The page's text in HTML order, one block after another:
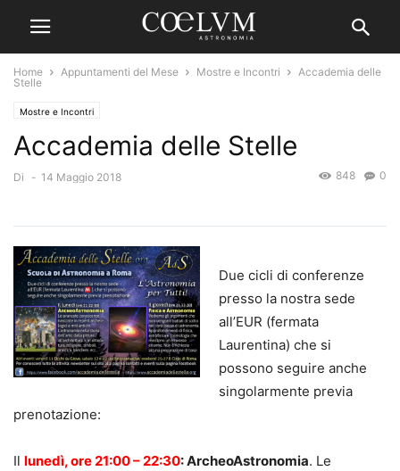
Home Appuntamenti del Mese Mostre e Incontri
Accademia delle
Stelle
Mostre e Incontri
Accademia delle Stelle
Di - 14 Maggio 2018 0
848
Due cicli di conferenze
presso la nostra sede
all’EUR (fermata
Laurentina) che si
possono seguire anche
singolarmente previa
prenotazione:
Il lunedì, ore 21:00 – 22:30: ArcheoAstronomia. Le